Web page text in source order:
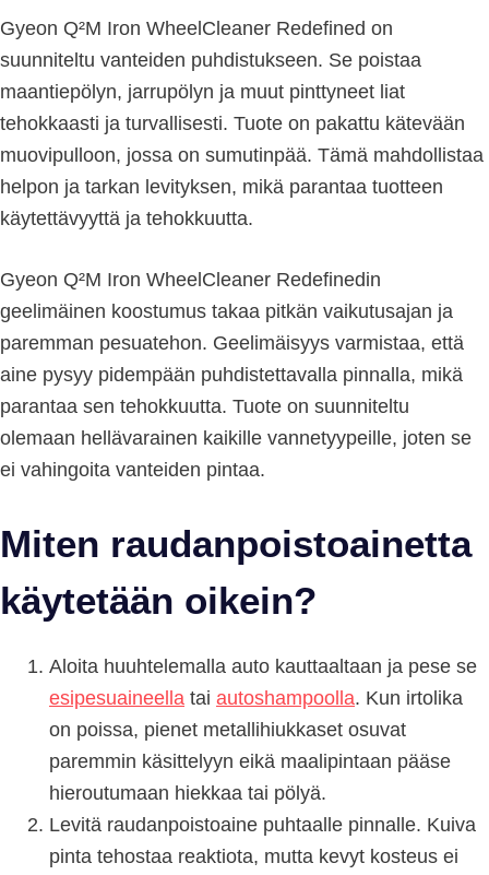
Gyeon Q²M Iron WheelCleaner Redefined on
suunniteltu vanteiden puhdistukseen. Se poistaa
maantiepölyn, jarrupölyn ja muut pinttyneet liat
tehokkaasti ja turvallisesti. Tuote on pakattu kätevään
muovipulloon, jossa on sumutinpää. Tämä mahdollistaa
helpon ja tarkan levityksen, mikä parantaa tuotteen
käytettävyyttä ja tehokkuutta.
Gyeon Q²M Iron WheelCleaner Redefinedin
geelimäinen koostumus takaa pitkän vaikutusajan ja
paremman pesuatehon. Geelimäisyys varmistaa, että
aine pysyy pidempään puhdistettavalla pinnalla, mikä
parantaa sen tehokkuutta. Tuote on suunniteltu
olemaan hellävarainen kaikille vannetyypeille, joten se
ei vahingoita vanteiden pintaa.
Miten raudanpoistoainetta
käytetään oikein?
Aloita huuhtelemalla auto kauttaaltaan ja pese se
esipesuaineella tai autoshampoolla. Kun irtolika
on poissa, pienet metallihiukkaset osuvat
paremmin käsittelyyn eikä maalipintaan pääse
hieroutumaan hiekkaa tai pölyä.
Levitä raudanpoistoaine puhtaalle pinnalle. Kuiva
pinta tehostaa reaktiota, mutta kevyt kosteus ei